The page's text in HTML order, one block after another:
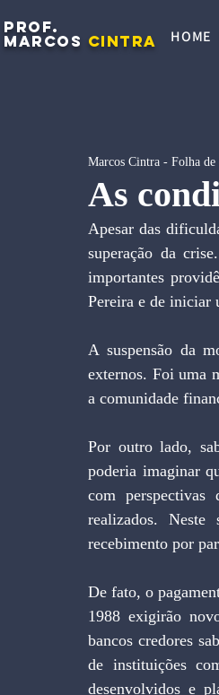
PROF.
MARCOS CINTRA HOME
As
Marcos Cintra - Folha de
Apesar das
superação da
importantes
Pereira e de iniciar
A suspensão da
externos. Foi uma
a comunidade
Por outro lado,
poderia imaginar
com perspectivas
realizados.
recebimento por
De fato, o
1988 exigirão
bancos credores
de instituições
desenvolvidos e